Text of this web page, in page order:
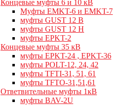
Концевые муфты 6 и 10 кВ
Муфты EMKT-6 и EMKT-7
муфты GUST 12 В
муфты GUST 12 Н
муфты EPKT-2
Концевые муфты 35 кВ
муфты EPKT-24 , EPKT-36
муфты POLT-12, 24, 42
муфты TFTI-31, 51, 61
муфты TFTO-31,51,61
Ответвительные муфты 1кВ
муфты BAV-2U